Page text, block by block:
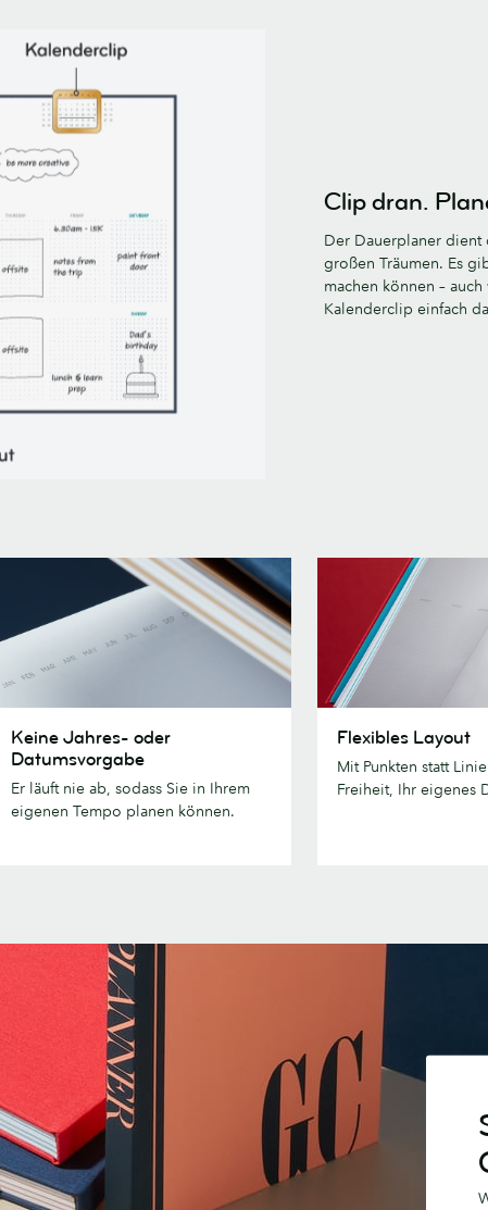
Clip dran.
Der Dauerplaner
großen Träumen. Es
machen können –
Kalenderclip einfach
Jahres-
oder
Datumsvorgabe
Keine Jahres- oder
Datumsvorgabe
Er läuft nie ab, sodass Sie in Ihrem
eigenen Tempo planen können.
Layout
Flexibles Layout
Mit Punkten statt
Freiheit, Ihr eigenes